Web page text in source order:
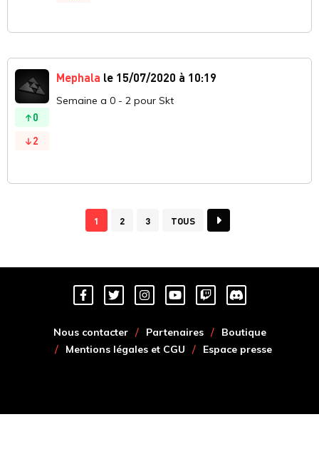
0
2
Mephala le 15/07/2020 à 10:19
Semaine a 0 - 2 pour Skt
1 2 3 TOUS
Nous contacter Partenaires
Boutique
Mentions légales et CGU
Espace presse